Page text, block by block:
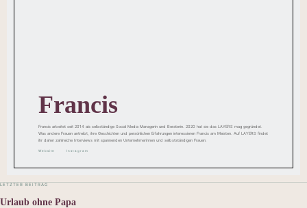
Francis
Francis arbeitet seit 2014 als selbständige Social Media Managerin und Beraterin. 2020 hat sie das LAYERS mag gegründet.
Was andere Frauen antreibt, ihre Geschichten und persönlichen Erfahrungen interessieren Francis am Meisten. Auf LAYERS findet
ihr daher zahlreiche Interviews mit spannenden Unternehmerinnen und selbstständigen Frauen.
Website Instagram
LETZTER BEITRAG
Urlaub ohne Papa